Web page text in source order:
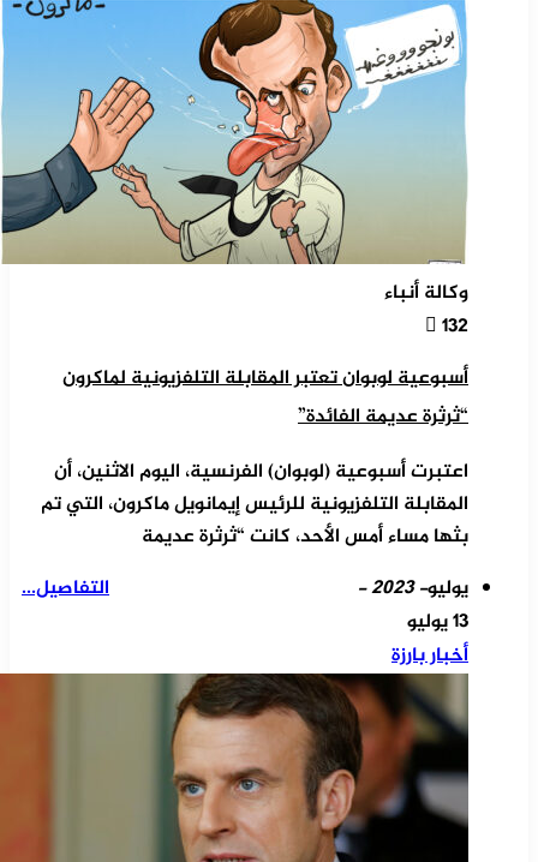
وكالة أنباء
132
أسبوعية لوبوان تعتبر المقابلة التلفزيونية لماكرون
“ثرثرة عديمة الفائدة”
اعتبرت أسبوعية (لوبوان) الفرنسية، اليوم الاثنين، أن
المقابلة التلفزيونية للرئيس إيمانويل ماكرون، التي تم
بثها مساء أمس الأحد، كانت “ثرثرة عديمة
التفاصيل...
يوليو- 2023 -
13 يوليو
أخبار بارزة